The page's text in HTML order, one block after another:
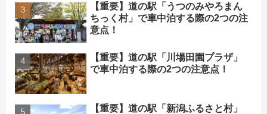
【重要】道の駅「うつのみやろまん
ちっく村」で車中泊する際の2つの注
意点！
【重要】道の駅「川場田園プラザ」
で車中泊する際の2つの注意点！
【重要】道の駅「新潟ふるさと村」